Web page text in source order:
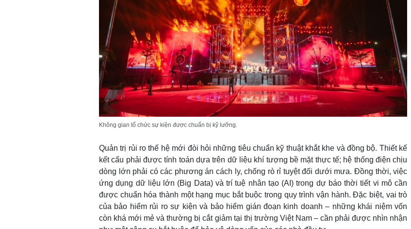
Không gian tổ chức sự kiện được chuẩn bị kỹ lưỡng.
Quản trị rủi ro thế hệ mới đòi hỏi những tiêu chuẩn kỹ thuật khắt khe và đồng bộ. Thiết kế
kết cấu phải được tính toán dựa trên dữ liệu khí tượng bề mặt thực tế; hệ thống điện chịu
dòng lớn phải có các phương án cách ly, chống rò rỉ tuyệt đối dưới mưa. Đồng thời, việc
ứng dụng dữ liệu lớn (Big Data) và trí tuệ nhân tạo (AI) trong dự báo thời tiết vi mô cần
được chuẩn hóa thành một hạng mục bắt buộc trong quy trình vận hành. Đặc biệt, vai trò
của bảo hiểm rủi ro sự kiện và bảo hiểm gián đoạn kinh doanh – những khái niệm vốn
còn khá mới mẻ và thường bị cắt giảm tại thị trường Việt Nam – cần phải được nhìn nhận